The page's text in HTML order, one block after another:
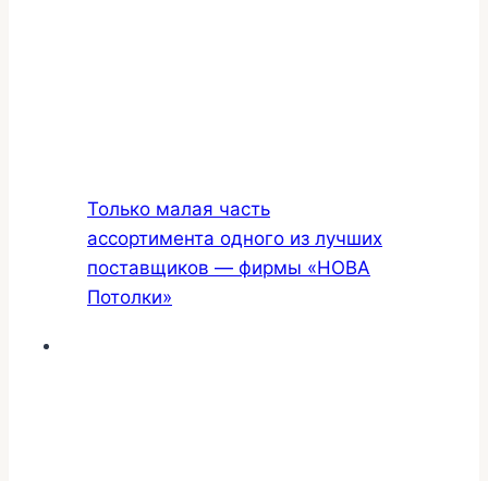
Только малая часть
ассортимента одного из лучших
поставщиков — фирмы «НОВА
Потолки»